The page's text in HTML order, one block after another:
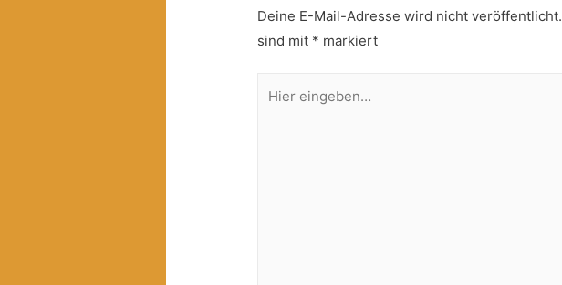
Deine E-Mail-Adresse wird nicht veröffentlicht.
sind mit * markiert
eingeben…